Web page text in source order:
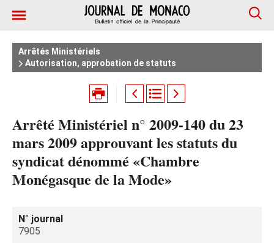
Arrêtés Ministériels
Autorisation, approbation de statuts
Arrêté Ministériel n° 2009-140 du 23
mars 2009 approuvant les statuts du
syndicat dénommé «Chambre
Monégasque de la Mode»
N° journal
7905